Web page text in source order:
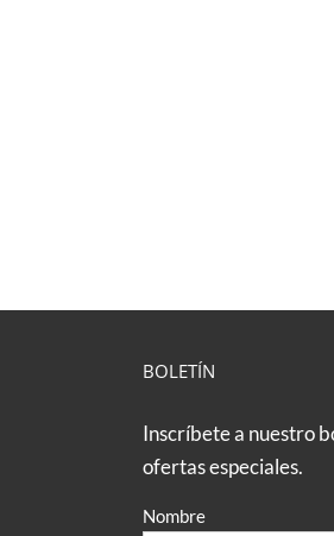
BOLETÍN
Inscríbete a nuestro
ofertas especiales.
Nombre